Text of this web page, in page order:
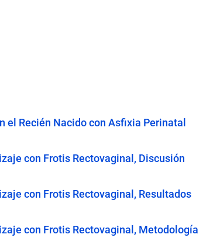
el Recién Nacido con Asfixia Perinatal
con Frotis Rectovaginal, Discusión
con Frotis Rectovaginal, Resultados
con Frotis Rectovaginal, Metodología